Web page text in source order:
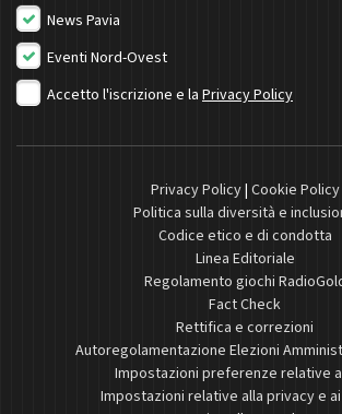
News Pavia
Eventi Nord-Ovest
Accetto l'iscrizione e la Privacy Policy
Privacy Policy| Cookie Policy
Politica sulla diversità e
Codice etico e di condotta
Linea Editoriale
Regolamento giochi
Fact Check
Rettifica e correzioni
Autoregolamentazione Elezioni
Impostazioni preferenze relative
Impostazioni relative alla privacy e